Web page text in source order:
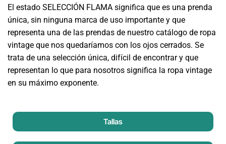
El estado SELECCIÓN FLAMA significa que es una prenda
única, sin ninguna marca de uso importante y que
representa una de las prendas de nuestro catálogo de ropa
vintage que nos quedaríamos con los ojos cerrados. Se
trata de una selección única, difícil de encontrar y que
representan lo que para nosotros significa la ropa vintage
en su máximo exponente.
Tallas